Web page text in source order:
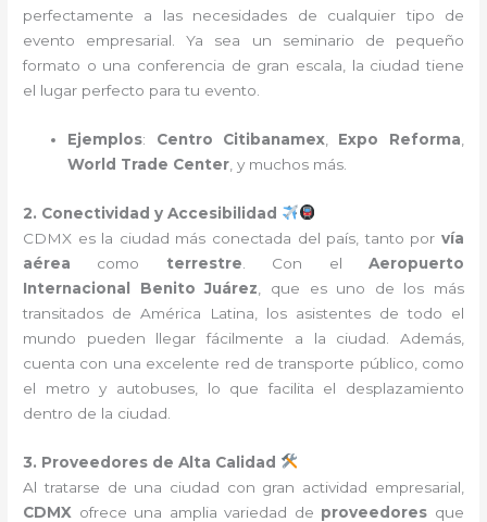
perfectamente a las necesidades de cualquier tipo de
evento empresarial. Ya sea un seminario de pequeño
formato o una conferencia de gran escala, la ciudad tiene
el lugar perfecto para tu evento.
Ejemplos: Centro Citibanamex Expo Reforma
World Trade Center , y muchos más.
2. Conectividad y Accesibilidad
CDMX es la ciudad más conectada del país, tanto por vía
aérea como terrestre . Con el Aeropuerto
Internacional Benito Juárez , que es uno de los más
transitados de América Latina, los asistentes de todo el
mundo pueden llegar fácilmente a la ciudad. Además,
cuenta con una excelente red de transporte público, como
el metro y autobuses, lo que facilita el desplazamiento
dentro de la ciudad.
3. Proveedores de Alta Calidad
Al tratarse de una ciudad con gran actividad empresarial,
CDMX ofrece una amplia variedad de proveedores que